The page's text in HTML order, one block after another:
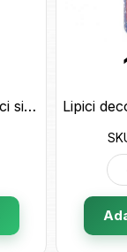
Lipici decor cu sclipici si confetti Maxi tub 60ml.negru MX61751